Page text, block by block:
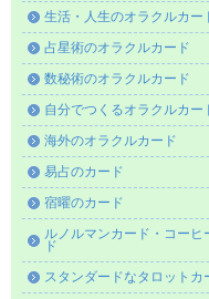
生活・人生のオラクルカー
占星術のオラクルカード
数秘術のオラクルカード
自分でつくるオラクルカー
海外のオラクルカード
易占のカード
宿曜のカード
ルノルマンカード・コーヒ
ド
スタンダードなタロットカ